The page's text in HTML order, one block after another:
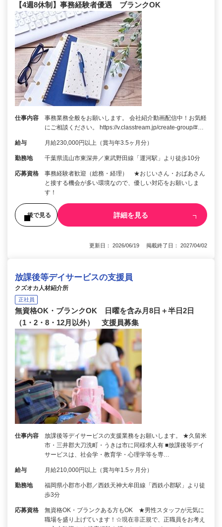
【4週8休制】事務経験者優遇 ブランクOK
仕事内容
事務業務全般をお願いします。 会社紹介動画配信中！お気軽
にご相談ください。 https://v.classtream.jp/create-group/#…
給与 月給230,000円以上（賞与年3.5ヶ月分）
勤務地 千葉県流山市東深井／東武野田線「運河駅」より徒歩10分
応募資格
事務経験者歓迎（総務・経理） ★おじいさん・おばあさん
と接する機会が多い環境なので、優しい対応をお願いしま
す！
後で見る 詳細を見る
更新日： 2026/06/19 掲載終了日： 2027/04/02
放課後等デイサービスの支援員
クズオカ人材紹介所
正社員
無資格OK・ブランクOK 日曜を含み月8日＋半日2日
（1・2・8・12月以外） 支援員募集
仕事内容
放課後等デイサービスの支援業務をお願いします。 ★久留米
市・三井郡大刀洗町・うきは市に同様求人有 ■放課後等デイ
サービスは、社会学・教育学・心理学等を専…
給与 月給210,000円以上（賞与年1.5ヶ月分）
勤務地
福岡県小郡市小郡／西鉄天神大牟田線「西鉄小郡駅」より徒
歩3分
応募資格
無資格OK・ブランクある方もOK ★男性スタッフが元気に
職場を盛り上げています！☆現在非正規で、正職員をお考え